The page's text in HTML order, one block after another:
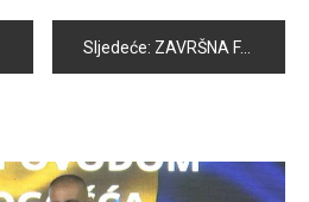
Sljedeće: ZAVRŠNA FAZA PROJEKTA IZGRADNJE FEKALNE KANALIZACIJE VRANJAK